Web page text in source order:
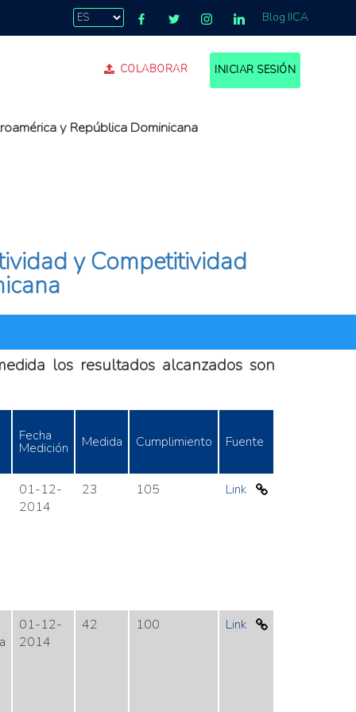
Blog IICA
COLABORAR INICIAR SESIÓN
y República Dominicana
y Competitividad
los resultados alcanzados son
Fecha
Medición Medida Cumplimiento Fuente
01-12-
2014
23 105 Link
01-12-
2014
42 100 Link